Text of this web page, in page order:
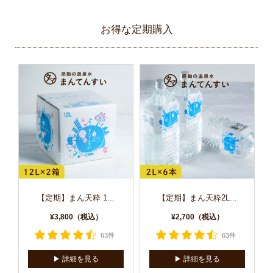
お得な定期購入
【定期】まん天粋 1...
¥3,800（税込）
63件
▶︎ 詳細を見る
【定期】まん天粋2L...
¥2,700（税込）
63件
▶︎ 詳細を見る